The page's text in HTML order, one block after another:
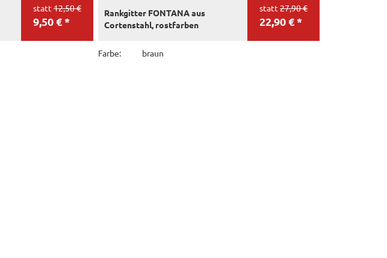
statt 12,50 €
9,50 € *
statt 27,90 €
22,90 € *
Rankgitter FONTANA aus
Cortenstahl, rostfarben
Farbe: braun